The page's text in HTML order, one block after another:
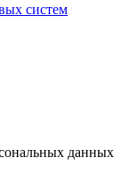
систем
данных